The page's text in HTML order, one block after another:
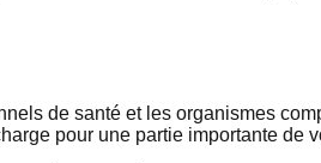
de santé et les organismes
pour une partie importante de